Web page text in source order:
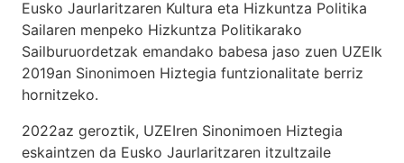
Eusko Jaurlaritzaren Kultura eta Hizkuntza Politika
Sailaren menpeko Hizkuntza Politikarako
Sailburuordetzak emandako babesa jaso zuen UZEIk
2019an Sinonimoen Hiztegia funtzionalitate berriz
hornitzeko.
2022az geroztik, UZEIren Sinonimoen Hiztegia
eskaintzen da Eusko Jaurlaritzaren itzultzaile